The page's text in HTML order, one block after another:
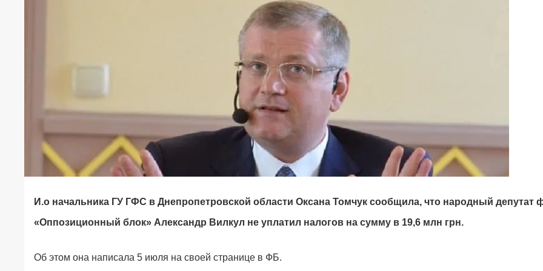
И.о начальника ГУ ГФС в Днепропетровской области Оксана Томчук сообщила, что народный депутат
«Оппозиционный блок» Александр Вилкул не уплатил налогов на сумму в 19,6 млн грн.
Об этом она написала 5 июля на своей странице в ФБ.